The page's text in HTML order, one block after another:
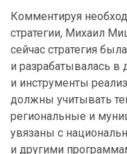
Комментируя
стратегии, Михаил
сейчас стратегия
и разрабатывалась в
и инструменты
должны учитывать
региональные и
увязаны с
и другими